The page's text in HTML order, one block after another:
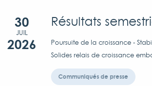
30
JUIL
2026
Résultats
Poursuite de la croissance -
Solides relais de croissance
Communiqués de presse